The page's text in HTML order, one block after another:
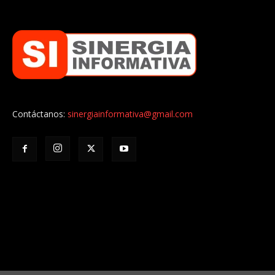
Contáctanos: sinergiainformativa@gmail.com